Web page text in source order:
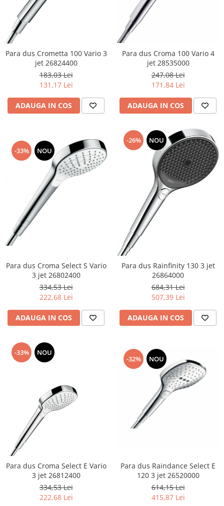
Para dus Crometta 100 Vario 3
jet 26824400
183,03 Lei
131,17 Lei
ADAUGA IN COS
Para dus Croma 100 Vario 4
jet 28535000
247,08 Lei
171,84 Lei
ADAUGA IN COS
-33% NOU
Para dus Croma Select S Vario
3 jet 26802400
334,53 Lei
222,68 Lei
ADAUGA IN COS
-26% NOU
Para dus Rainfinity 130 3 jet
26864000
684,31 Lei
507,39 Lei
ADAUGA IN COS
-33% NOU
Para dus Croma Select E Vario
3 jet 26812400
334,53 Lei
222,68 Lei
-32% NOU
Para dus Raindance Select E
120 3 jet 26520000
614,15 Lei
415,87 Lei